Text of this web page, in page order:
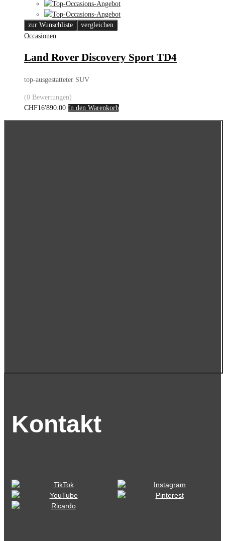
zur Wunschliste
vergleichen
Occasionen
Land Rover Discovery Sport TD4
top-ausgestatteter SUV
(0 Bewertungen)
CHF16'890.00 In den Warenkorb
Kontakt